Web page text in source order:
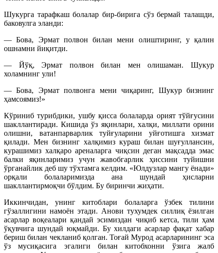
Шукурга тарафкаш болалар бир-бирига сўз бермай талашди,
баковулга эланди:
— Бова, Эрмат полвон билан мени олиштиринг, у қалин
ошнамни йиқитди.
— Йўқ, Эрмат полвон билан мен олишаман. Шукур
холамнинг ули!
— Бова, Эрмат полвонга мени чиқаринг, Шукур бизнинг
ҳамсоямиз!»
Кўриниб турибдики, ушбу қисса болаларда орият тўйғусини
шакллантиради. Кишида ўз яқинлари, халқи, миллати орини
олишни, ватанпарварлик туйғуларини уйғотишга хизмат
қилади. Мен бизнинг халқимиз кураш билан шуғуллансин,
курашимиз халқаро ареналарга чиқсин деган мақсадда эмас
балки яқинларимиз учун жавобгарлик ҳиссини туйишни
ўрганайлик деб шу тўхтамга келдим. «Юлдузлар мангу ёнади»
орқали болаларимизда ана шундай ҳисларни
шакллантирмоқчи бўлдим. Бу биринчи жиҳати.
Иккинчидан, унинг китоблари болаларга ўзбек тилини
гўзаллигини намоён этади. Анови тухумдек силлиқ ёзилган
асарлар воқеалари қандай эсимиздан чиқиб кетса, тили ҳам
ўқувчига шундай юқмайди. Бу хилдаги асарлар фақат хабар
бериш билан чекланиб қолган. Тоғай Мурод асарларининг эса
ўз мусиқасига эгалиги билан китобхонни ўзига жалб